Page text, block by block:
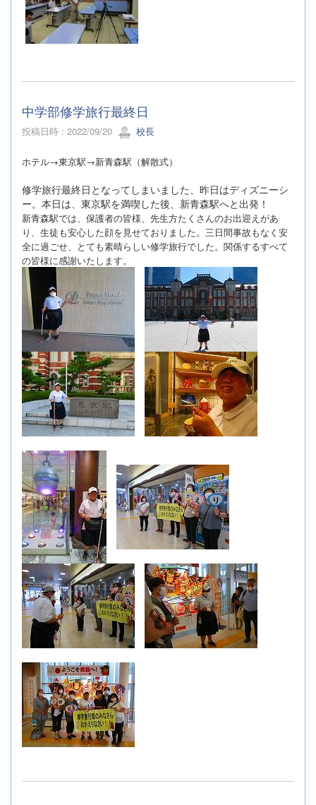
中学部修学旅行最終日
投稿日時 : 2022/09/20 校長
ホテル→東京駅→新青森駅（解散式）
修学旅行最終日となってしまいました、昨日はディズニーシ
ー。本日は、東京駅を満喫した後、新青森駅へと出発！
新青森駅では、保護者の皆様、先生方たくさんのお出迎えがあ
り、生徒も安心した顔を見せておりました。三日間事故もなく安
全に過ごせ、とても素晴らしい修学旅行でした。関係するすべて
の皆様に感謝いたします。